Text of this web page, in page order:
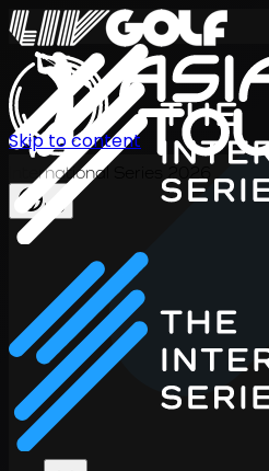
International Series 2026
KO
Skip to content